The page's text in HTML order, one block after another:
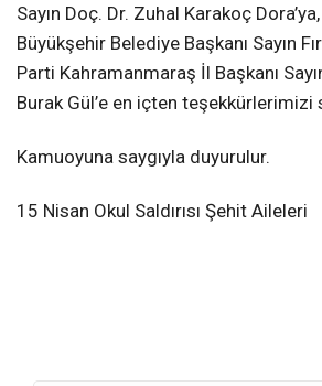
Sayın Doç. Dr. Zuhal Karakoç
Büyükşehir Belediye Başkanı Sayın
Parti Kahramanmaraş İl Başkanı
Burak Gül’e en içten teşekkürlerimizi
Kamuoyuna saygıyla duyurulur.
15 Nisan Okul Saldırısı Şehit Aileleri